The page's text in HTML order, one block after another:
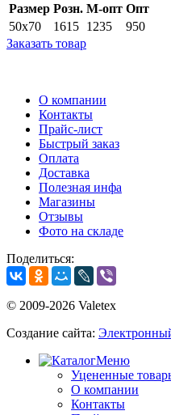
Раз­мер Розн. М-опт Опт
50х70
1615 1235
950
Заказать товар
О компании
Контакты
Прайс-лист
Быстрый заказ
Оплата
Доставка
Полезная инфа
Магазины
Отзывы
Фото на складе
Поделиться:
© 2009-2026 Valetex
Создание сайта:
Меню
Уцененные
О компании
Контакты